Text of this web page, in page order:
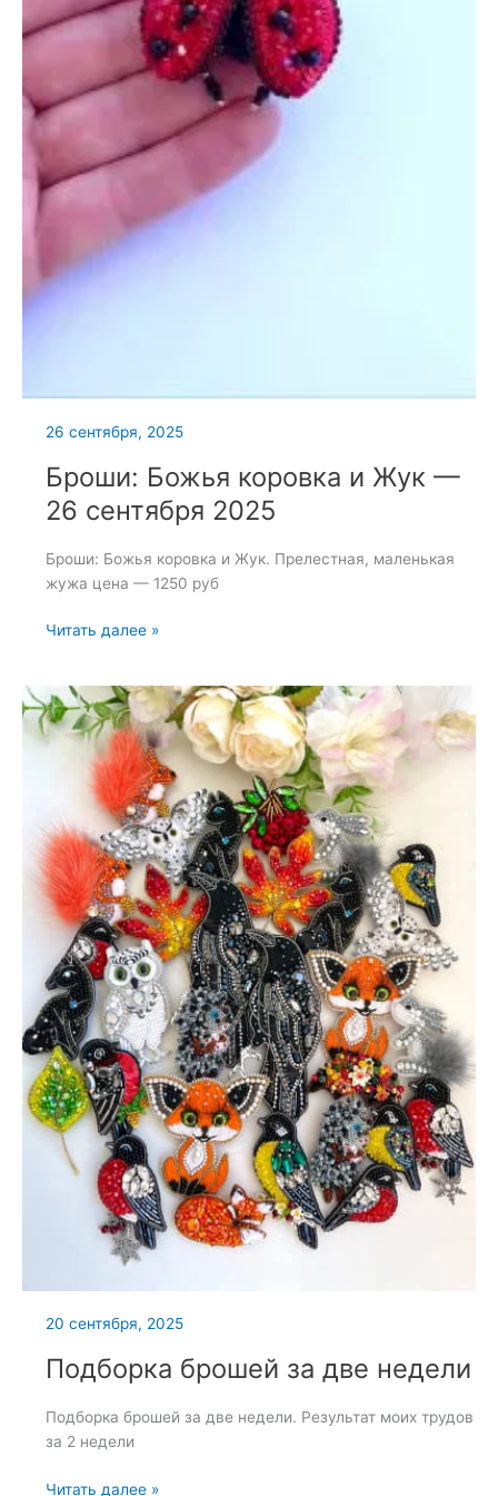
26 сентября, 2025
Броши: Божья коровка и Жук —
26 сентября 2025
Броши: Божья коровка и Жук. Прелестная, маленькая
жужа цена — 1250 руб
Броши:
и
Жук
—
сентября
2025
Читать далее »
20 сентября, 2025
Подборка брошей за две недели
Подборка брошей за две недели. Результат моих трудов
за 2 недели
Подборка
Читать далее »